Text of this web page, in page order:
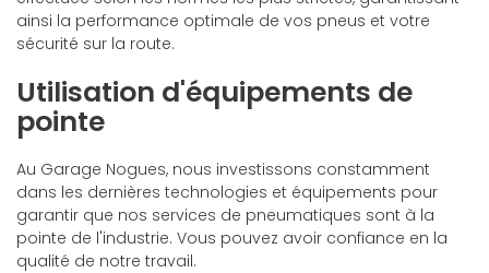
ainsi la performance optimale de vos pneus et votre
sécurité sur la route.
Utilisation d'équipements de
pointe
Au Garage Nogues, nous investissons constamment
dans les dernières technologies et équipements pour
garantir que nos services de pneumatiques sont à la
pointe de l'industrie. Vous pouvez avoir confiance en la
qualité de notre travail.